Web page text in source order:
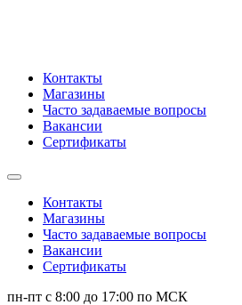
Контакты
Магазины
Часто задаваемые вопросы
Вакансии
Сертификаты
Контакты
Магазины
Часто задаваемые вопросы
Вакансии
Сертификаты
пн-пт c 8:00 до 17:00 по МСК